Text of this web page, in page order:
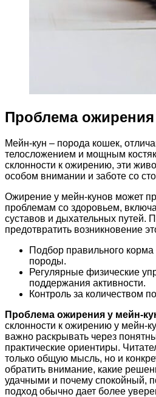
Проблема
Мейн-кун – порода кошек,
телосложением и мощным
склонности к ожирению, эти
особом внимании и заботе со
Ожирение у мейн-кунов может
проблемам со здоровьем,
суставов и дыхательных путей.
предотвратить возникновение
Подбор правильного корма
породы.
Регулярные физические
поддержания активности.
Контроль за количеством
Проблема ожирения у мейн-
склонности к ожирению у мейн-
важно раскрывать через
практические ориентиры.
только общую мысль, но и
обратить внимание, какие
удачными и почему спокойный,
подход обычно дает более